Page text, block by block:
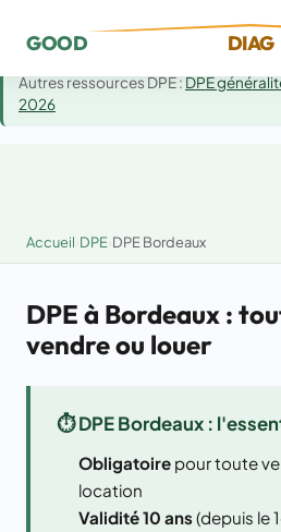
GOOD DIAG
Cette page :
DPE à Bordeaux
Autres ressources DPE :DPE
2026
Accueil DPE DPE Bordeaux
DPE à Bordeaux :
vendre ou louer
⏱️ DPE Bordeaux :
Obligatoire pour toute
location
Validité 10 ans(depuis le